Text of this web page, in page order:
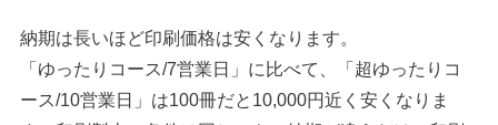
納期は長いほど印刷価格は安くなります。
「ゆったりコース/7営業日」に比べて、「超ゆったりコ
ース/10営業日」は100冊だと10,000円近く安くなりま